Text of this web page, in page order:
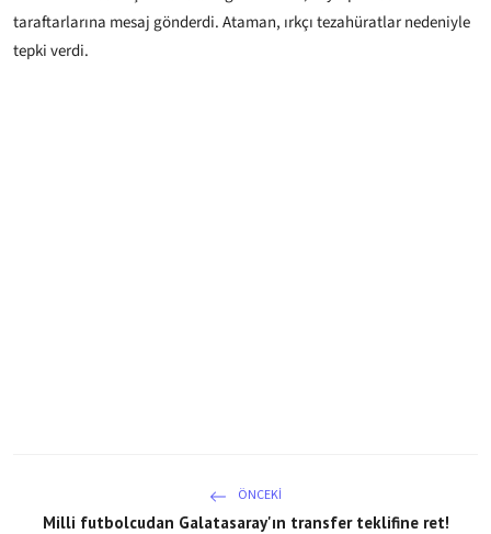
taraftarlarına mesaj gönderdi. Ataman, ırkçı tezahüratlar nedeniyle
tepki verdi.
ÖNCEKI
Milli futbolcudan Galatasaray'ın transfer teklifine ret!